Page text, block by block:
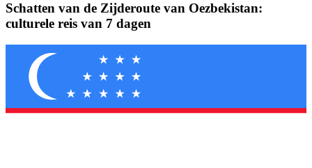
Schatten van de Zijderoute van Oezbekistan:
culturele reis van 7 dagen